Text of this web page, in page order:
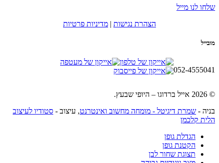
שלחו לנו מייל
הצהרת נגישות | מדיניות פרטיות
מובייל
052-4555041
© 2026 אייל ברדוגו – היופי שבעץ.
בניה - שמרת דיגיטל - מומחה מחשוב ואינטרנט, עיצוב - סטודיו לעיצוב
הלית קלכמן
הגדלת גופן
הקטנת גופן
תצוגת שחור לבן